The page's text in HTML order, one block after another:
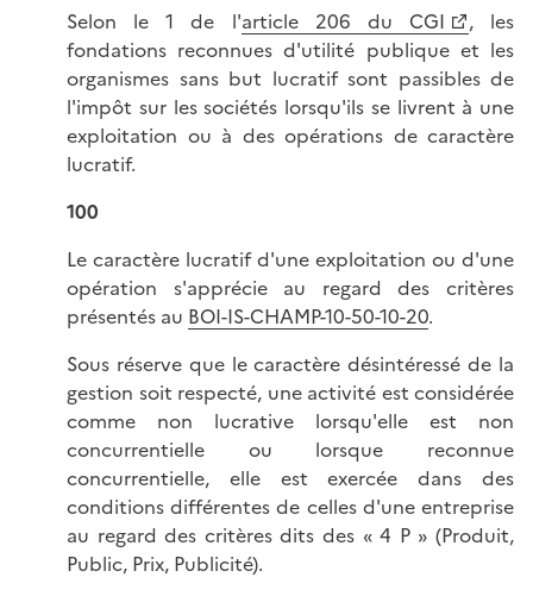
Selon le 1 de l'article 206 du CGI
, les
fondations reconnues d'utilité publique et les
organismes sans but lucratif sont passibles de
l'impôt sur les sociétés lorsqu'ils se livrent à une
exploitation ou à des opérations de caractère
lucratif.
100
Le caractère lucratif d'une exploitation ou d'une
opération s'apprécie au regard des critères
présentés au BOI-IS-CHAMP-10-50-10-20.
Sous réserve que le caractère désintéressé de la
gestion soit respecté, une activité est considérée
comme non lucrative lorsqu'elle est non
concurrentielle ou lorsque reconnue
concurrentielle, elle est exercée dans des
conditions différentes de celles d'une entreprise
au regard des critères dits des « 4 P » (Produit,
Public, Prix, Publicité).